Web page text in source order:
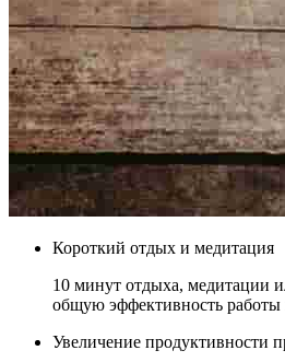
Короткий отдых и медитация
10 минут отдыха, медитации
общую эффективность работы
Увеличение продуктивности